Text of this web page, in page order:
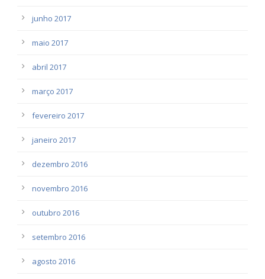
junho 2017
maio 2017
abril 2017
março 2017
fevereiro 2017
janeiro 2017
dezembro 2016
novembro 2016
outubro 2016
setembro 2016
agosto 2016